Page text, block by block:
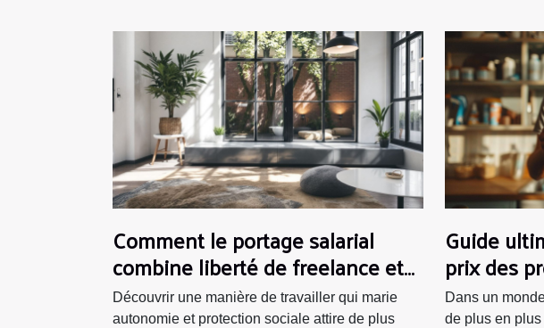
Comment le portage salarial
combine liberté de freelance et
sécurité du CDI
Découvrir une manière de travailler qui marie
autonomie et protection sociale attire de plus
Guide
prix des
Dans un
de plus en